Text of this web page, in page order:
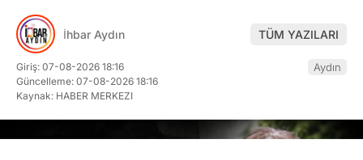
İhbar Aydın TÜM YAZILARI
Giriş: 07-08-2026 18:16
Güncelleme: 07-08-2026 18:16
Kaynak: HABER MERKEZI
Aydın